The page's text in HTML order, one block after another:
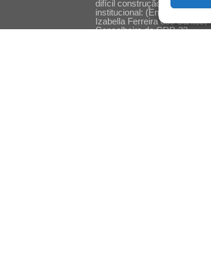
difícil construção do
institucional: (En)cena
Izabella Ferreira dos Santos,
Conselheira do CRP-23